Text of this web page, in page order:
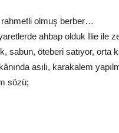
rahmetli olmuş berber…
ahbap olduk İlie ile
sabun, öteberi satıyor, orta
asılı, karakalem
sözü;